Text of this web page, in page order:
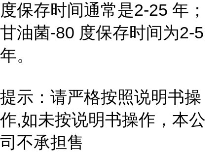
度保存时间通常是2-25 年；
甘油菌-80 度保存时间为2-5
年。
提示：请严格按照说明书操
作,如未按说明书操作，本公
司不承担售